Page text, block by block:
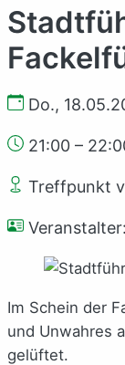
Do.,
21:00 –
Treffpunkt
Im Schein der
und Unwahres
gelüftet.